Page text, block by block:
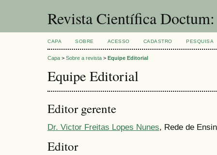
Revista Científica
CAPA SOBRE ACESSO CADASTRO PESQUISA
Capa > Sobre a revista > Equipe Editorial
Equipe Editorial
Editor gerente
Dr. Victor Freitas Lopes Nunes, Rede de
Editor